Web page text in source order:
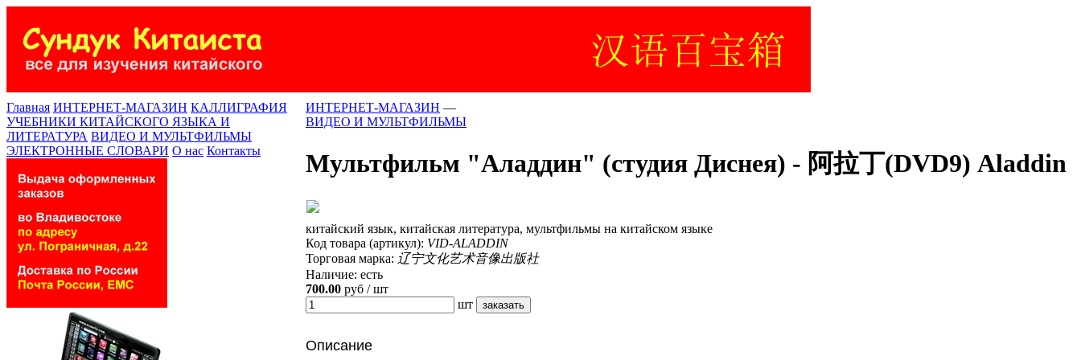
ИНТЕРНЕТ-МАГАЗИН —
ВИДЕО И МУЛЬТФИЛЬМЫ
Мультфильм "Аладдин" (студия Диснея) - 阿拉丁(DVD9) Aladdin
китайский язык, китайская литература, мультфильмы на китайском языке
Код товара (артикул): VID-ALADDIN
Торговая марка: 辽宁文化艺术音像出版社
Наличие: есть
700.00 руб / шт
шт
Описание
Главная ИНТЕРНЕТ-МАГАЗИН КАЛЛИГРАФИЯ
УЧЕБНИКИ КИТАЙСКОГО ЯЗЫКА И
ЛИТЕРАТУРА ВИДЕО И МУЛЬТФИЛЬМЫ
ЭЛЕКТРОННЫЕ СЛОВАРИ О нас Контакты